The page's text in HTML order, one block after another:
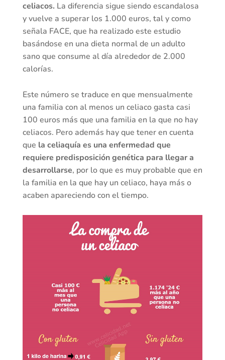
celiacos. La diferencia sigue siendo escandalosa
y vuelve a superar los 1.000 euros, tal y como
señala FACE, que ha realizado este estudio
basándose en una dieta normal de un adulto
sano que consume al día alrededor de 2.000
calorías.
Este número se traduce en que mensualmente
una familia con al menos un celiaco gasta casi
100 euros más que una familia en la que no hay
celiacos. Pero además hay que tener en cuenta
que la celiaquía es una enfermedad que
requiere predisposición genética para llegar a
desarrollarse, por lo que es muy probable que en
la familia en la que hay un celiaco, haya más o
acaben apareciendo con el tiempo.